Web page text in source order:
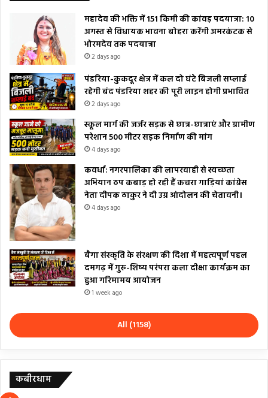
महादेव की भक्ति में 151 किमी की कांवड़ पदयात्रा: 10
अगस्त से विधायक भावना बोहरा करेंगी अमरकंटक से
भोरमदेव तक पदयात्रा
2 days ago
पंडरिया-कुकदूर क्षेत्र में कल दो घंटे बिजली सप्लाई
रहेगी बंद पंडरिया शहर की पूरी लाइन होगी प्रभावित
2 days ago
स्कूल मार्ग की जर्जर सड़क से छात्र-छात्राएं और ग्रामीण
परेशान 500 मीटर सड़क निर्माण की मांग
4 days ago
कवर्धा: नगरपालिका की लापरवाही से स्वच्छता
अभियान ठप कबाड़ हो रही हैं कचरा गाड़ियां कांग्रेस
नेता दीपक ठाकुर ने दी उग्र आंदोलन की चेतावनी।
4 days ago
बैगा संस्कृति के संरक्षण की दिशा में महत्वपूर्ण पहल
दमगढ़ में गुरु-शिष्य परंपरा कला दीक्षा कार्यक्रम का
हुआ गरिमामय आयोजन
1 week ago
All (1158)
कबीरधाम